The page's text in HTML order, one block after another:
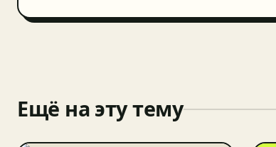
Ещё на эту тему